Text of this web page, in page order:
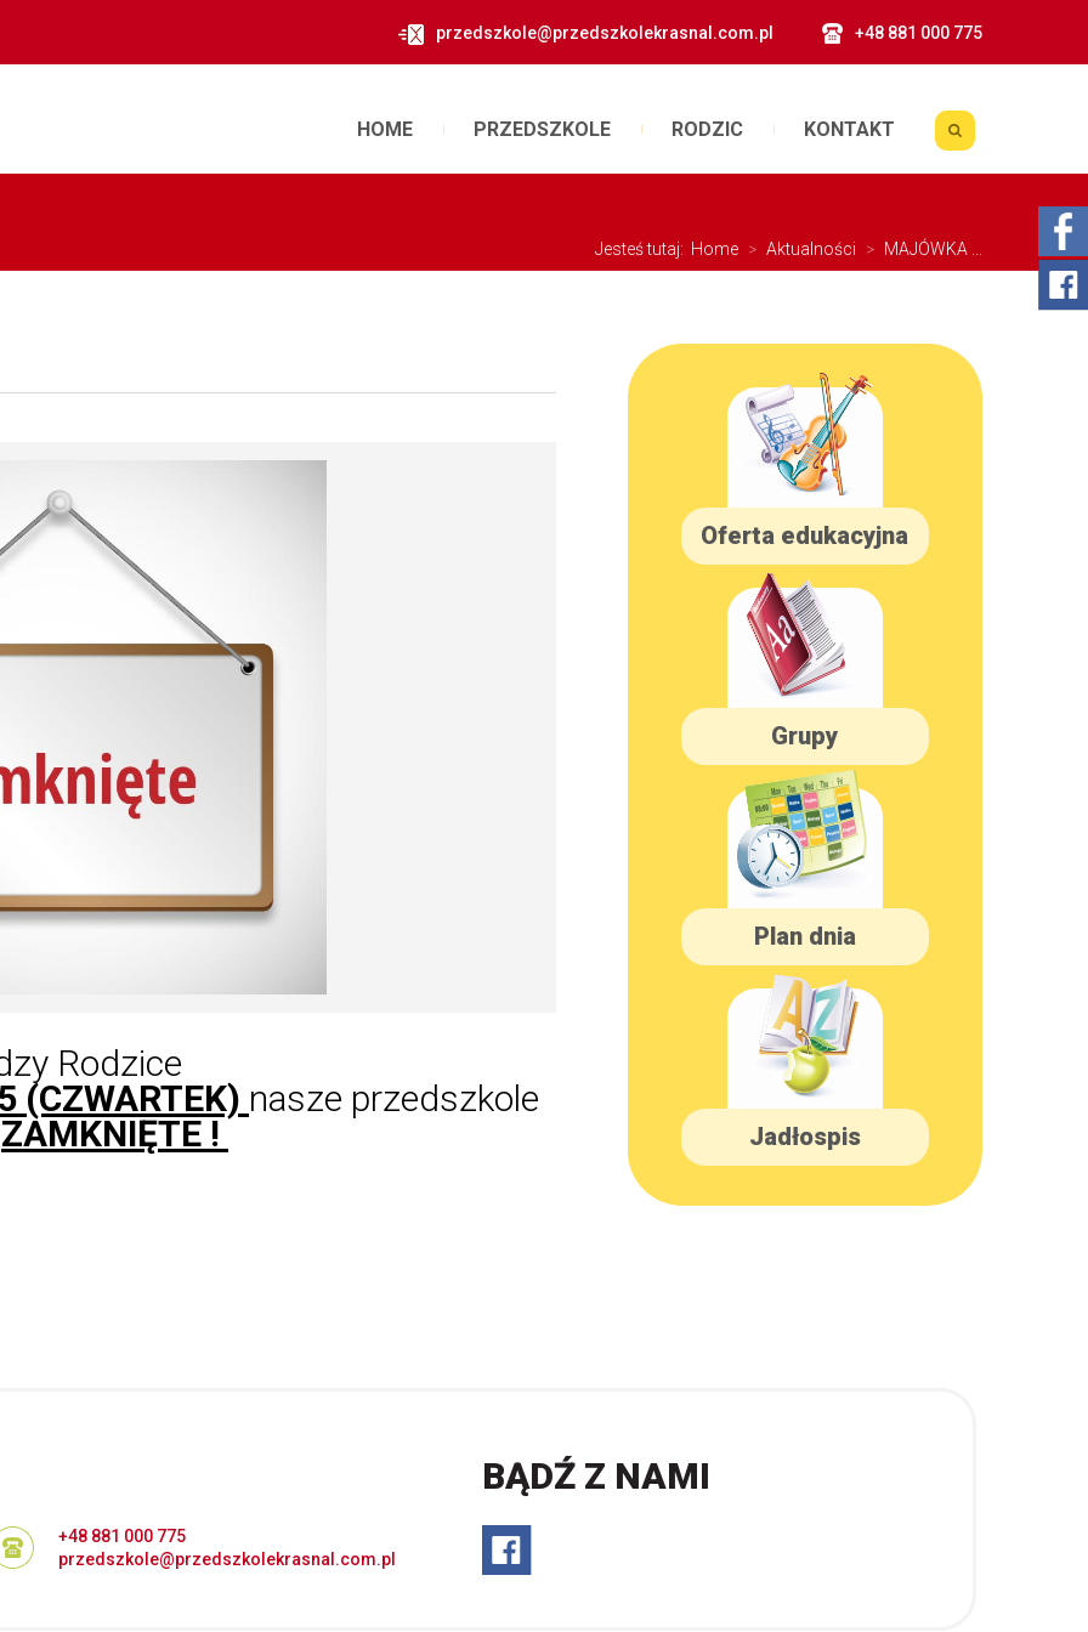
przedszkole@przedszkolekrasnal.com.pl +48 881 000 775
HOME PRZEDSZKOLE RODZIC KONTAKT
Jesteś tutaj: Home > Aktualności > MAJÓWKA ...
Rodzice
(CZWARTEK) nasze przedszkole
ZAMKNIĘTE !
Oferta edukacyjna
Grupy
Plan dnia
Jadłospis
+48 881 000 775
przedszkole@przedszkolekrasnal.com.pl
BĄDŹ Z NAMI